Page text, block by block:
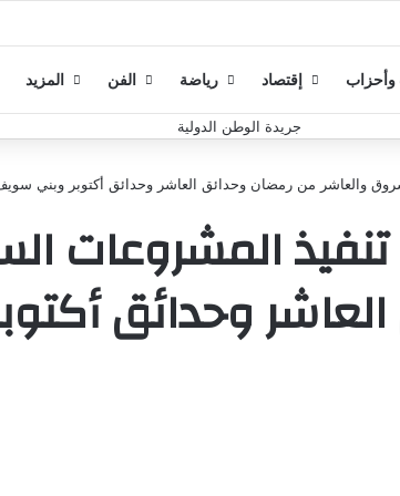
وأحزاب إقتصاد رياضة الفن المزيد
والعاشر من رمضان وحدائق العاشر وحدائق أكتوبر وبني
المشروعات
وحدائق